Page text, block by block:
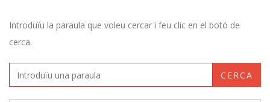
Introduïu la paraula que voleu cercar i feu clic en el botó de
cerca.
CERCA